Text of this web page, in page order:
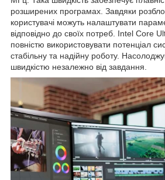
розширених програмах. Завдяки
користувачі можуть налаштувати
відповідно до своїх потреб. Intel Core
повністю використовувати потенціал
стабільну та надійну роботу.
швидкістю незалежно від завдання.